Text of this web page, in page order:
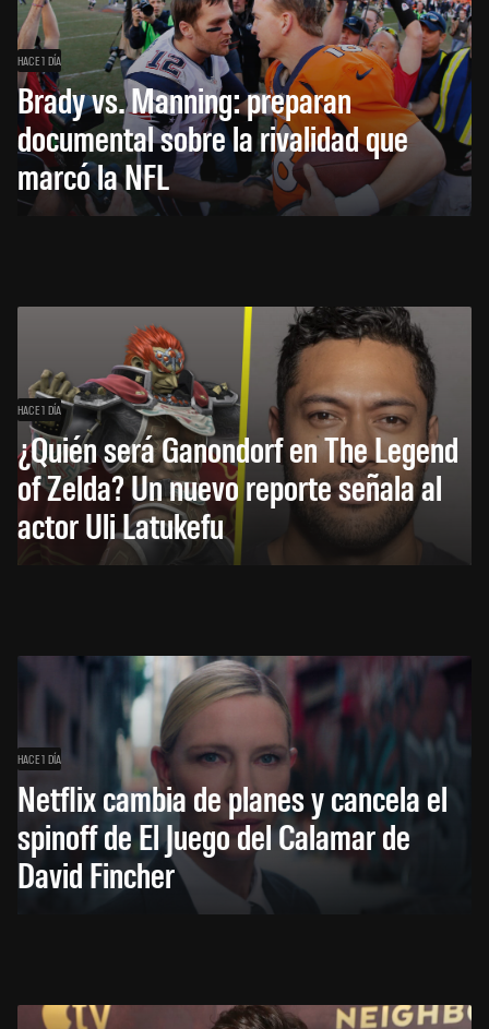
HACE 1 DÍA
Brady vs. Manning: preparan
documental sobre la rivalidad que
marcó la NFL
HACE 1 DÍA
¿Quién será Ganondorf en The Legend
of Zelda? Un nuevo reporte señala al
actor Uli Latukefu
HACE 1 DÍA
Netflix cambia de planes y cancela el
spinoff de El Juego del Calamar de
David Fincher